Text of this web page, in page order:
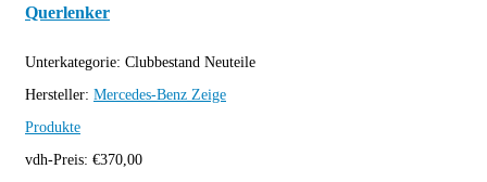
Querlenker
Unterkategorie: Clubbestand Neuteile
Hersteller: Mercedes-Benz Zeige
Produkte
vdh-Preis: €370,00